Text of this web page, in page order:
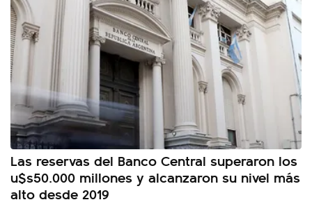
Las reservas del Banco Central superaron los
u$s50.000 millones y alcanzaron su nivel más
alto desde 2019